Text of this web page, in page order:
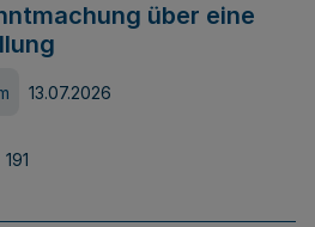
über eine
13.07.2026
191